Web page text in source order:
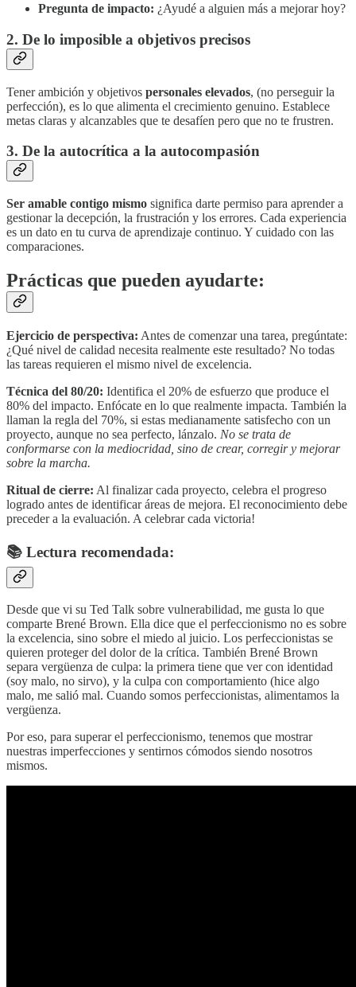
Pregunta de impacto: ¿Ayudé a alguien más a mejorar hoy?
2. De lo imposible a objetivos precisos
Tener ambición y objetivos personales elevados, (no perseguir la
perfección), es lo que alimenta el crecimiento genuino. Establece
metas claras y alcanzables que te desafíen pero que no te frustren.
3. De la autocrítica a la autocompasión
Ser amable contigo mismo significa darte permiso para aprender a
gestionar la decepción, la frustración y los errores. Cada experiencia
es un dato en tu curva de aprendizaje continuo. Y cuidado con las
comparaciones.
Prácticas que pueden ayudarte:
Ejercicio de perspectiva: Antes de comenzar una tarea, pregúntate:
¿Qué nivel de calidad necesita realmente este resultado? No todas
las tareas requieren el mismo nivel de excelencia.
Técnica del 80/20: Identifica el 20% de esfuerzo que produce el
80% del impacto. Enfócate en lo que realmente impacta. También la
llaman la regla del 70%, si estas medianamente satisfecho con un
proyecto, aunque no sea perfecto, lánzalo. No se trata de
conformarse con la mediocridad, sino de crear, corregir y mejorar
sobre la marcha.
Ritual de cierre: Al finalizar cada proyecto, celebra el progreso
logrado antes de identificar áreas de mejora. El reconocimiento debe
preceder a la evaluación. A celebrar cada victoria!
📚 Lectura recomendada:
Desde que vi su Ted Talk sobre vulnerabilidad, me gusta lo que
comparte Brené Brown. Ella dice que el perfeccionismo no es sobre
la excelencia, sino sobre el miedo al juicio. Los perfeccionistas se
quieren proteger del dolor de la crítica. También Brené Brown
separa vergüenza de culpa: la primera tiene que ver con identidad
(soy malo, no sirvo), y la culpa con comportamiento (hice algo
malo, me salió mal. Cuando somos perfeccionistas, alimentamos la
vergüenza.
Por eso, para superar el perfeccionismo, tenemos que mostrar
nuestras imperfecciones y sentirnos cómodos siendo nosotros
mismos.